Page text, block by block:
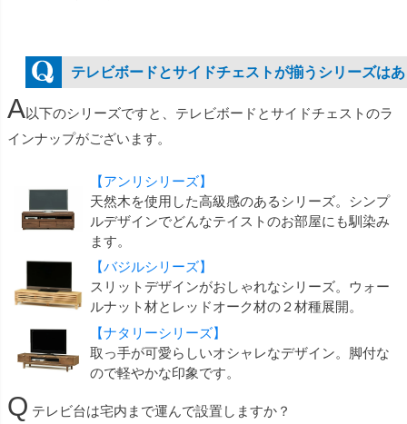
テレビボードとサイドチェストが揃うシリーズは
A以下のシリーズですと、テレビボードとサイドチェストのラ
インナップがございます。
【アンリシリーズ】
天然木を使用した高級感のあるシリーズ。シンプ
ルデザインでどんなテイストのお部屋にも馴染み
ます。
【バジルシリーズ】
スリットデザインがおしゃれなシリーズ。ウォー
ルナット材とレッドオーク材の２材種展開。
【ナタリーシリーズ】
取っ手が可愛らしいオシャレなデザイン。脚付な
ので軽やかな印象です。
Q テレビ台は宅内まで運んで設置しますか？